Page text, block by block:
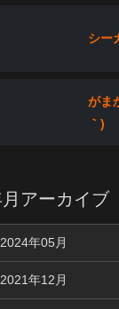
シー
がま
｀)
アーカイブ
2024年05月
2021年12月